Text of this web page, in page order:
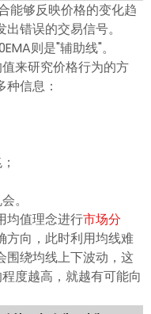
能够反映价格的变化趋
错误的交易信号。
则是"辅助线"。
来研究价格行为的方
信息：
。
均值理念进行市场分
方向，此时利用均线难
围绕均线上下波动，这
度越高，就越有可能向